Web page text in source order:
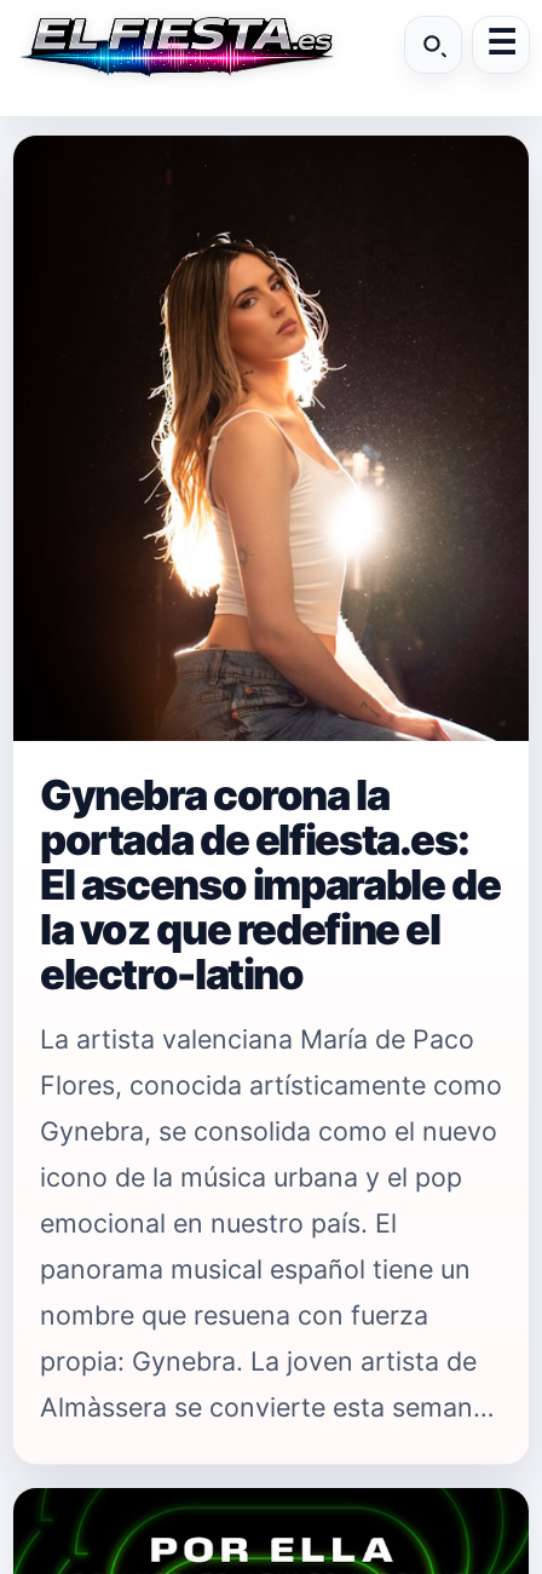
Gynebra corona la
portada de elfiesta.es:
El ascenso imparable de
la voz que redefine el
electro-latino
La artista valenciana María de Paco
Flores, conocida artísticamente como
Gynebra, se consolida como el nuevo
icono de la música urbana y el pop
emocional en nuestro país. El
panorama musical español tiene un
nombre que resuena con fuerza
propia: Gynebra. La joven artista de
Almàssera se convierte esta semana
portada de elfiesta.es, un
reconocimiento que llega en el